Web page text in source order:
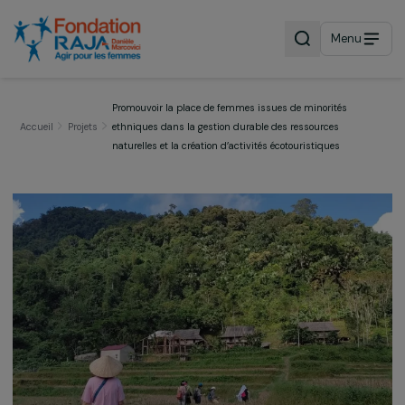
Menu
ethniques dans la gestion durable des ressources